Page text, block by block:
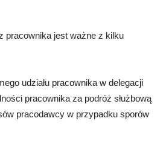
pracownika jest ważne z kilku
udziału pracownika w delegacji
pracownika za podróż służbową
pracodawcy w przypadku sporów